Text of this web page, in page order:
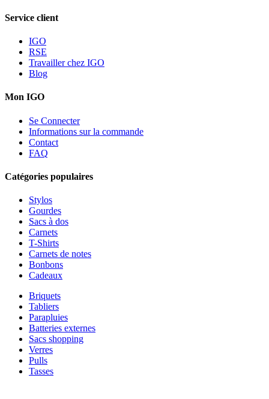
Service client
IGO
RSE
Travailler chez IGO
Blog
Mon IGO
Se Connecter
Informations sur la commande
Contact
FAQ
Catégories populaires
Stylos
Gourdes
Sacs à dos
Carnets
T-Shirts
Carnets de notes
Bonbons
Cadeaux
Briquets
Tabliers
Parapluies
Batteries externes
Sacs shopping
Verres
Pulls
Tasses